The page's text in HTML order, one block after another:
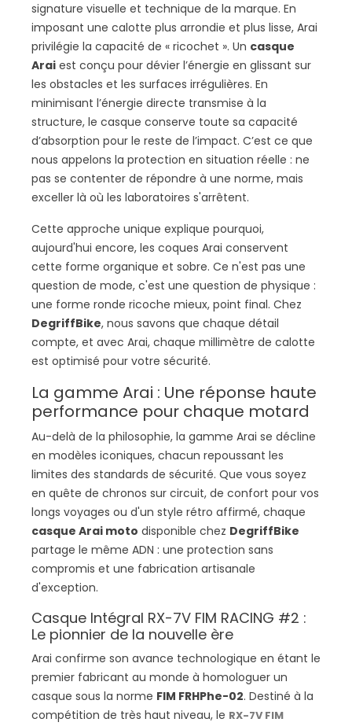
signature visuelle et technique de la marque. En
imposant une calotte plus arrondie et plus lisse, Arai
privilégie la capacité de « ricochet ». Un casque
Arai est conçu pour dévier l’énergie en glissant sur
les obstacles et les surfaces irrégulières. En
minimisant l’énergie directe transmise à la
structure, le casque conserve toute sa capacité
d’absorption pour le reste de l’impact. C’est ce que
nous appelons la protection en situation réelle : ne
pas se contenter de répondre à une norme, mais
exceller là où les laboratoires s'arrêtent.
Cette approche unique explique pourquoi,
aujourd'hui encore, les coques Arai conservent
cette forme organique et sobre. Ce n'est pas une
question de mode, c'est une question de physique :
une forme ronde ricoche mieux, point final. Chez
DegriffBike, nous savons que chaque détail
compte, et avec Arai, chaque millimètre de calotte
est optimisé pour votre sécurité.
La gamme Arai : Une réponse haute
performance pour chaque motard
Au-delà de la philosophie, la gamme Arai se décline
en modèles iconiques, chacun repoussant les
limites des standards de sécurité. Que vous soyez
en quête de chronos sur circuit, de confort pour vos
longs voyages ou d'un style rétro affirmé, chaque
casque Arai moto disponible chez DegriffBike
partage le même ADN : une protection sans
compromis et une fabrication artisanale
d'exception.
Casque Intégral RX-7V FIM RACING #2 :
Le pionnier de la nouvelle ère
Arai confirme son avance technologique en étant le
premier fabricant au monde à homologuer un
casque sous la norme FIM FRHPhe-02. Destiné à la
compétition de très haut niveau, le RX-7V FIM